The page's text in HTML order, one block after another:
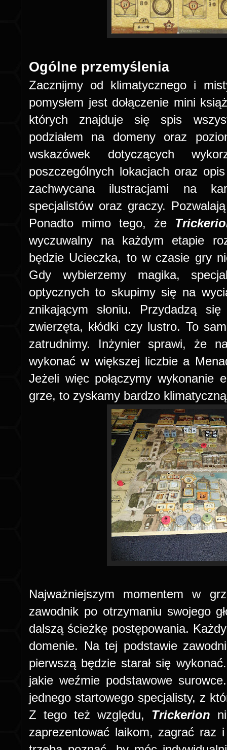
Ogólne przemyślenia
Zacznijmy od klimatycznego i
pomysłem jest dołączenie mini
których znajduje się spis
podziałem na domeny oraz
wskazówek dotyczących
poszczególnych lokacjach oraz
zachwycana ilustracjami na
specjalistów oraz graczy.
Ponadto mimo tego, że
wyczuwalny na każdym etapie
będzie Ucieczka, to w czasie gry
Gdy wybierzemy magika,
optycznych to skupimy się na
znikającym słoniu. Przydadzą
zwierzęta, kłódki czy lustro. To
zatrudnimy. Inżynier sprawi, że
wykonać w większej liczbie a
Jeżeli więc połączymy
grze, to zyskamy bardzo
Najważniejszym momentem w
zawodnik po otrzymaniu swojego
dalszą ścieżkę postępowania.
domenie. Na tej podstawie
pierwszą będzie starał się
jakie weźmie podstawowe
jednego startowego specjalisty, z
Z tego też względu, Trickerion
zaprezentować laikom, zagrać raz